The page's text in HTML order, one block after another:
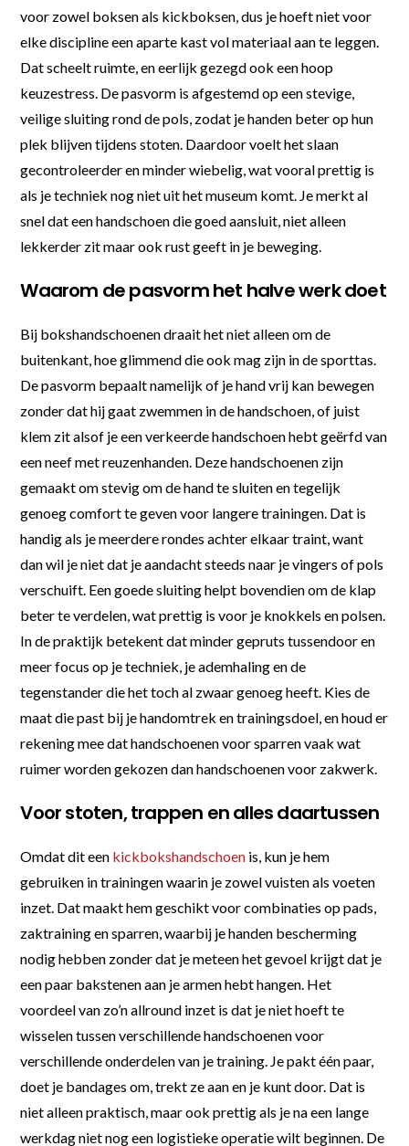
voor zowel boksen als kickboksen, dus je hoeft niet voor
elke discipline een aparte kast vol materiaal aan te leggen.
Dat scheelt ruimte, en eerlijk gezegd ook een hoop
keuzestress. De pasvorm is afgestemd op een stevige,
veilige sluiting rond de pols, zodat je handen beter op hun
plek blijven tijdens stoten. Daardoor voelt het slaan
gecontroleerder en minder wiebelig, wat vooral prettig is
als je techniek nog niet uit het museum komt. Je merkt al
snel dat een handschoen die goed aansluit, niet alleen
lekkerder zit maar ook rust geeft in je beweging.
Waarom de pasvorm het halve werk doet
Bij bokshandschoenen draait het niet alleen om de
buitenkant, hoe glimmend die ook mag zijn in de sporttas.
De pasvorm bepaalt namelijk of je hand vrij kan bewegen
zonder dat hij gaat zwemmen in de handschoen, of juist
klem zit alsof je een verkeerde handschoen hebt geërfd van
een neef met reuzenhanden. Deze handschoenen zijn
gemaakt om stevig om de hand te sluiten en tegelijk
genoeg comfort te geven voor langere trainingen. Dat is
handig als je meerdere rondes achter elkaar traint, want
dan wil je niet dat je aandacht steeds naar je vingers of pols
verschuift. Een goede sluiting helpt bovendien om de klap
beter te verdelen, wat prettig is voor je knokkels en polsen.
In de praktijk betekent dat minder gepruts tussendoor en
meer focus op je techniek, je ademhaling en de
tegenstander die het toch al zwaar genoeg heeft. Kies de
maat die past bij je handomtrek en trainingsdoel, en houd er
rekening mee dat handschoenen voor sparren vaak wat
ruimer worden gekozen dan handschoenen voor zakwerk.
Voor stoten, trappen en alles daartussen
Omdat dit een kickbokshandschoen is, kun je hem
gebruiken in trainingen waarin je zowel vuisten als voeten
inzet. Dat maakt hem geschikt voor combinaties op pads,
zaktraining en sparren, waarbij je handen bescherming
nodig hebben zonder dat je meteen het gevoel krijgt dat je
een paar bakstenen aan je armen hebt hangen. Het
voordeel van zo’n allround inzet is dat je niet hoeft te
wisselen tussen verschillende handschoenen voor
verschillende onderdelen van je training. Je pakt één paar,
doet je bandages om, trekt ze aan en je kunt door. Dat is
niet alleen praktisch, maar ook prettig als je na een lange
werkdag niet nog een logistieke operatie wilt beginnen. De